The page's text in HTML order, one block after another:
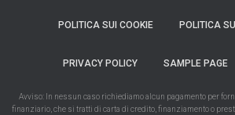
POLITICA SUI COOKIE POLITICA
PRIVACY POLICY SAMPLE PAGE
Avviso: In nessun caso richiediamo alcun pagamento per
finanziario, che si tratti di carta di credito, finanziamento o